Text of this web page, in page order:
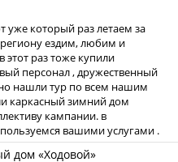
уже который раз летаем за
ездим, любим и
этот раз тоже купили
персонал , дружественный
нашли тур по всем нашим
каркасный зимний дом
кампании. в
вашими услугами .